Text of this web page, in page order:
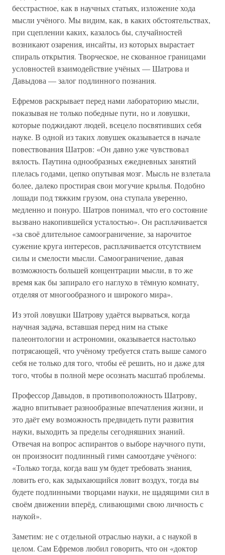
бесстрастное, как в научных статьях, изложение хода
мысли учёного. Мы видим, как, в каких обстоятельствах,
при сцеплении каких, казалось бы, случайностей
возникают озарения, инсайты, из которых вырастает
спираль открытия. Творческое, не скованное границами
условностей взаимодействие учёных — Шатрова и
Давыдова — залог подлинного познания.
Ефремов раскрывает перед нами лабораторию мысли,
показывая не только победные пути, но и ловушки,
которые поджидают людей, всецело посвятивших себя
науке. В одной из таких ловушек оказывается в начале
повествования Шатров: «Он давно уже чувствовал
вялость. Паутина однообразных ежедневных занятий
плелась годами, цепко опутывая мозг. Мысль не взлетала
более, далеко простирая свои могучие крылья. Подобно
лошади под тяжким грузом, она ступала уверенно,
медленно и понуро. Шатров понимал, что его состояние
вызвано накопившейся усталостью». Он расплачивается
«за своё длительное самоограничение, за нарочитое
сужение круга интересов, расплачивается отсутствием
силы и смелости мысли. Самоограничение, давая
возможность большей концентрации мысли, в то же
время как бы запирало его наглухо в тёмную комнату,
отделяя от многообразного и широкого мира».
Из этой ловушки Шатрову удаётся вырваться, когда
научная задача, вставшая перед ним на стыке
палеонтологии и астрономии, оказывается настолько
потрясающей, что учёному требуется стать выше самого
себя не только для того, чтобы её решить, но и даже для
того, чтобы в полной мере осознать масштаб проблемы.
Профессор Давыдов, в противоположность Шатрову,
жадно впитывает разнообразные впечатления жизни, и
это даёт ему возможность предвидеть пути развития
науки, выходить за пределы сегодняшних знаний.
Отвечая на вопрос аспирантов о выборе научного пути,
он произносит подлинный гимн самоотдаче учёного:
«Только тогда, когда ваш ум будет требовать знания,
ловить его, как задыхающийся ловит воздух, тогда вы
будете подлинными творцами науки, не щадящими сил в
своём движении вперёд, сливающими свою личность с
наукой».
Заметим: не с отдельной отраслью науки, а с наукой в
целом. Сам Ефремов любил говорить, что он «доктор